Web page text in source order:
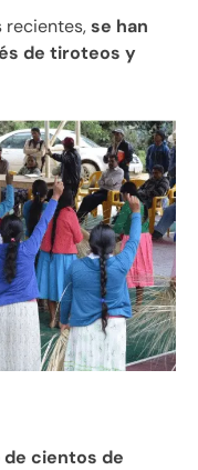
recientes,se han
de tiroteos y
de cientos de